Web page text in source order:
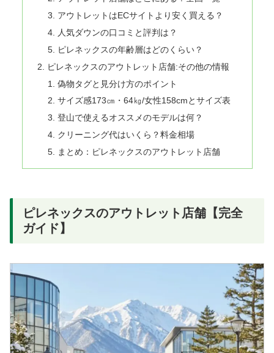
アウトレットはECサイトより安く買える？
人気ダウンの口コミと評判は？
ピレネックスの年齢層はどのくらい？
ピレネックスのアウトレット店舗:その他の情報
偽物タグと見分け方のポイント
サイズ感173㎝・64㎏/女性158cmとサイズ表
登山で使えるオススメのモデルは何？
クリーニング代はいくら？料金相場
まとめ：ピレネックスのアウトレット店舗
ピレネックスのアウトレット店舗【完全
ガイド】